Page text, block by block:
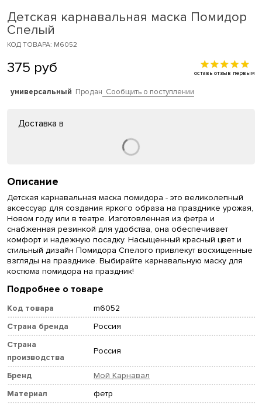
Детская карнавальная маска Помидор
Спелый
КОД ТОВАРА: M6052
375 руб оставь отзыв первым
универсальный Продан Сообщить о поступлении
Доставка в
Описание
Детская карнавальная маска помидора - это великолепный
аксессуар для создания яркого образа на празднике урожая,
Новом году или в театре. Изготовленная из фетра и
снабженная резинкой для удобства, она обеспечивает
комфорт и надежную посадку. Насыщенный красный цвет и
стильный дизайн Помидора Спелого привлекут восхищенные
взгляды на празднике. Выбирайте карнавальную маску для
костюма помидора на праздник!
Подробнее о товаре
Код товара
m6052
Страна бренда
Россия
Страна
производства
Россия
Бренд
Мой Карнавал
Материал
фетр